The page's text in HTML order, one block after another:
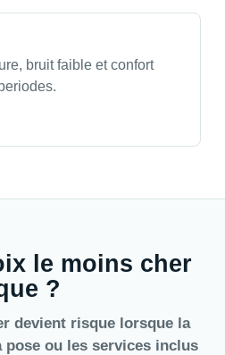
bruit faible et confort
le moins cher
?
devient risque lorsque la
ou les services inclus